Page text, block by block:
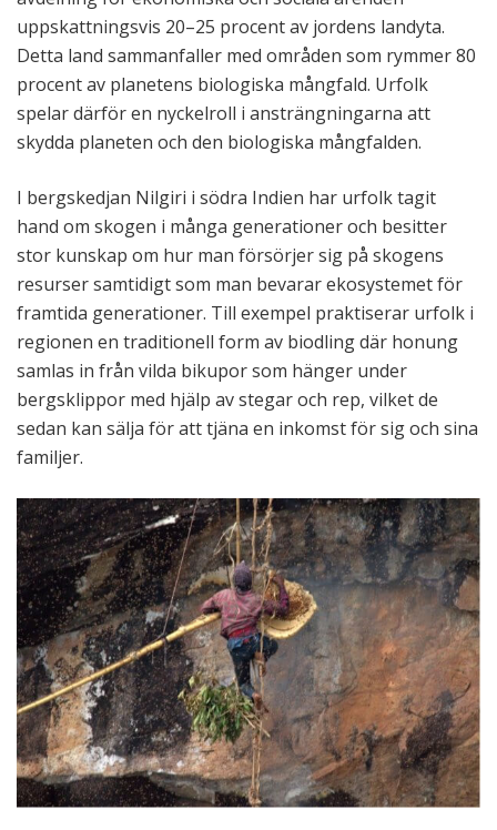
uppskattningsvis 20–25 procent av jordens landyta.
Detta land sammanfaller med områden som rymmer 80
procent av planetens biologiska mångfald. Urfolk
spelar därför en nyckelroll i ansträngningarna att
skydda planeten och den biologiska mångfalden.
I bergskedjan Nilgiri i södra Indien har urfolk tagit
hand om skogen i många generationer och besitter
stor kunskap om hur man försörjer sig på skogens
resurser samtidigt som man bevarar ekosystemet för
framtida generationer. Till exempel praktiserar urfolk i
regionen en traditionell form av biodling där honung
samlas in från vilda bikupor som hänger under
bergsklippor med hjälp av stegar och rep, vilket de
sedan kan sälja för att tjäna en inkomst för sig och sina
familjer.